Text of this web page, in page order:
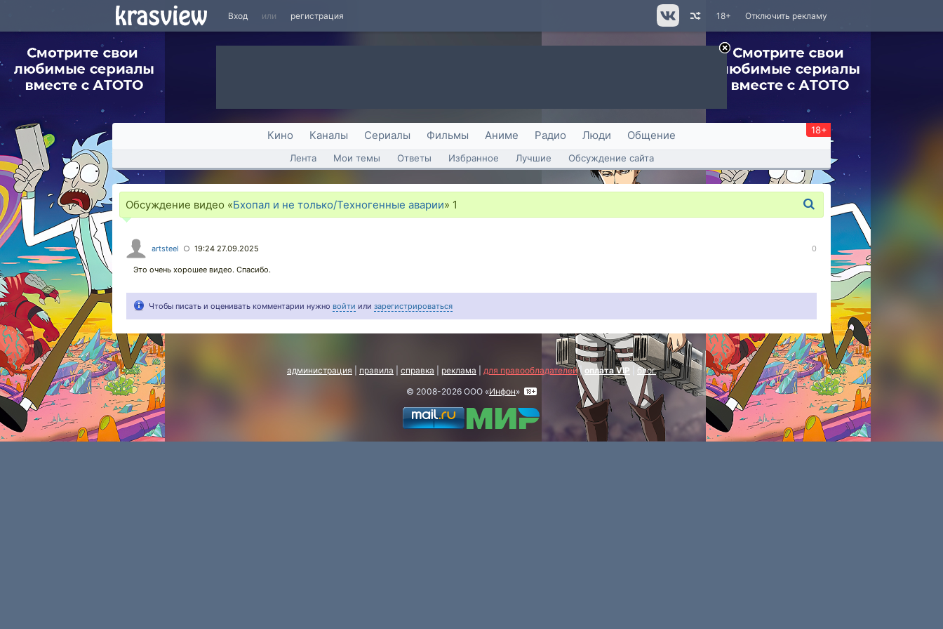
Вход или регистрация Отключить рекламу
18+
Кино Каналы Сериалы Фильмы Аниме Радио Люди Общение 18+
Лента Мои темы Ответы Избранное Лучшие Обсуждение сайта
Обсуждение видео «Бхопал и не только/Техногенные аварии» 1
artsteel ○ 19:24 27.09.2025 0
Это очень хорошее видео. Спасибо.
Чтобы писать и оценивать комментарии нужно войти или зарегистрироваться
администрация правила справка реклама для правообладателей| оплата VIP
блог
© 2008-2026 ООО «Инфон»